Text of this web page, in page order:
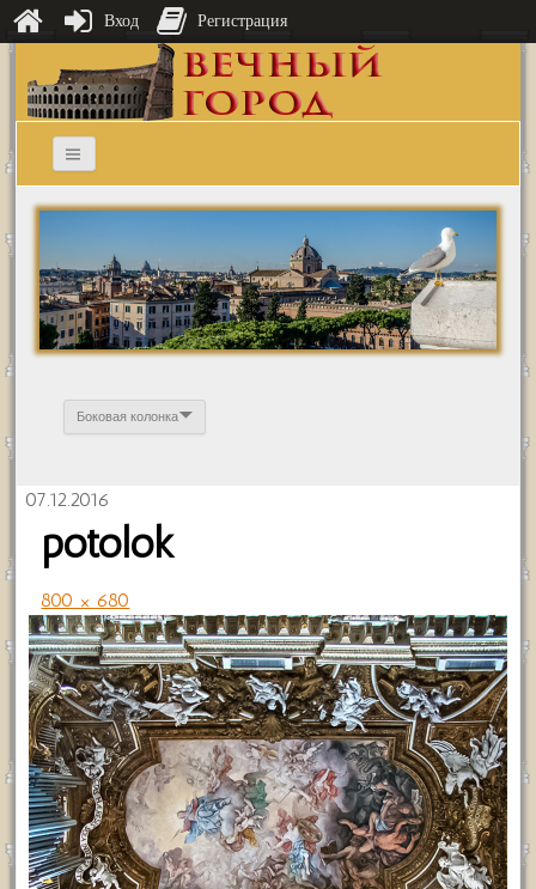
Боковая колонка
07.12.2016
potolok
800 × 680
Вход Регистрация